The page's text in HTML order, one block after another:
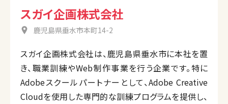
スガイ企画株式会社
鹿児島県垂水市本町14-2
スガイ企画株式会社は、鹿児島県垂水市に本社を置
き、職業訓練やWeb制作事業を行う企業です。特に
Adobeスクールパートナーとして、Adobe Creative
Cloudを使用した専門的な訓練プログラムを提供し、